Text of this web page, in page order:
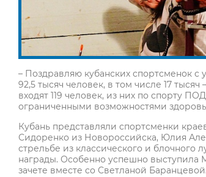
– Поздравляю кубанских спортсменок
92,5 тысяч человек, в том числе 17
входят 119 человек, из них по спорту
ограниченными возможностями
Кубань представляли спортсменки
Сидоренко из Новороссийска, Юлия
стрельбе из классического и блочного
награды. Особенно успешно выступила
зачете вместе со Светланой Баранцевой.